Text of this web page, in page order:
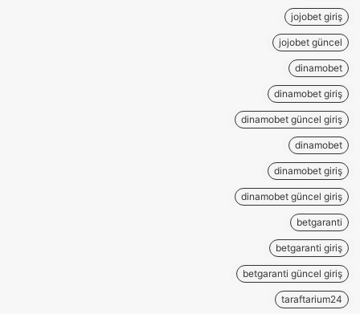
jojobet giriş
jojobet güncel
dinamobet
dinamobet giriş
dinamobet güncel giriş
dinamobet
dinamobet giriş
dinamobet güncel giriş
betgaranti
betgaranti giriş
betgaranti güncel giriş
taraftarium24